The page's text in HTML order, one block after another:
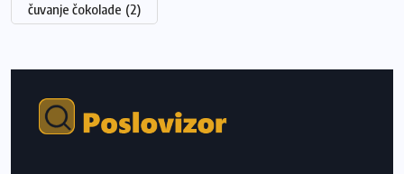
čuvanje čokolade (2)